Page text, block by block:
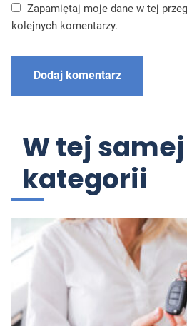
Zapamiętaj moje dane w tej
kolejnych komentarzy.
W tej samej
kategorii